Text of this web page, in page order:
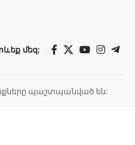
մեզ:
պաշտպանված են: